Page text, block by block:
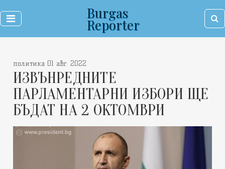
Burgas
Reporter
политика 01 авг. 2022
ИЗВЪНРЕДНИТЕ
ПАРЛАМЕНТАРНИ ИЗБОРИ ЩЕ
БЪДАТ НА 2 ОКТОМВРИ